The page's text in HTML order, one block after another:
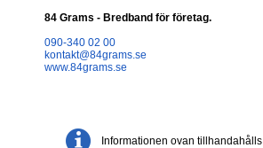
84 Grams - Bredband för företag.
090-340 02 00
kontakt@84grams.se
www.84grams.se
Informationen ovan